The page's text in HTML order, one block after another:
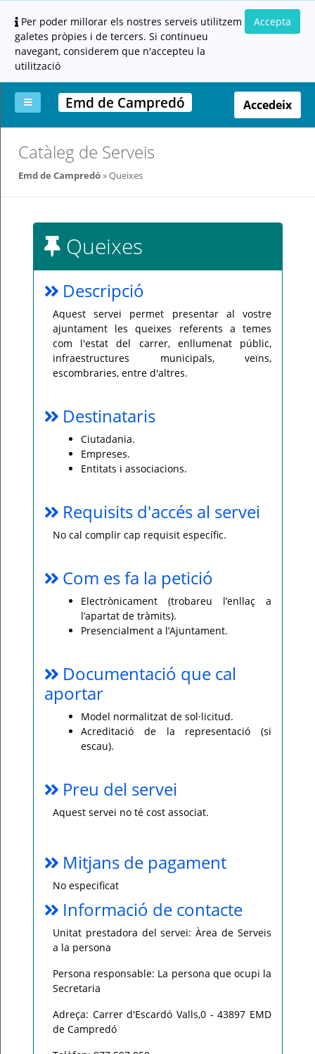
Per poder millorar els nostres serveis utilitzem
galetes pròpies i de tercers. Si continueu
navegant, considerem que n'accepteu la
utilització
Accepta
meva
documentació
ciutadana
administracions)
Emd de Campredó Accedeix
Catàleg de Serveis
Emd de Campredó Queixes
Queixes
Descripció
Aquest servei permet presentar al vostre
ajuntament les queixes referents a temes
com l'estat del carrer, enllumenat públic,
infraestructures municipals, veïns,
escombraries, entre d'altres.
Destinataris
Ciutadania.
Empreses.
Entitats i associacions.
Requisits d'accés al servei
No cal complir cap requisit específic.
Com es fa la petició
Electrònicament (trobareu l’enllaç a
l’apartat de tràmits).
Presencialment a l’Ajuntament.
Documentació que cal
aportar
Model normalitzat de sol·licitud.
Acreditació de la representació (si
escau).
Preu del servei
Aquest servei no té cost associat.
Mitjans de pagament
No especificat
Informació de contacte
Unitat prestadora del servei: Àrea de Serveis
a la persona
Persona responsable: La persona que ocupi la
Secretaria
Adreça: Carrer d'Escardó Valls,0 - 43897 EMD
de Campredó